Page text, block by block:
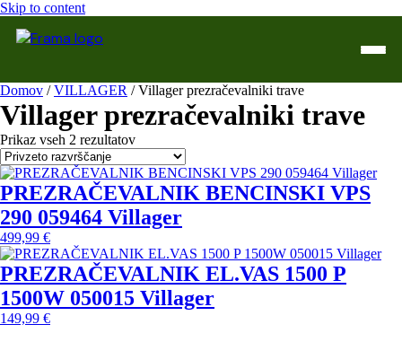
Skip to content
Domov
Trgovina
WTL Varilne naprave
Kontakt
Servis
Domov /VILLAGER / Villager prezračevalniki trave
Villager prezračevalniki trave
Prikaz vseh 2 rezultatov
PREZRAČEVALNIK BENCINSKI VPS
290 059464 Villager
499,99 €
PREZRAČEVALNIK EL.VAS 1500 P
1500W 050015 Villager
149,99 €